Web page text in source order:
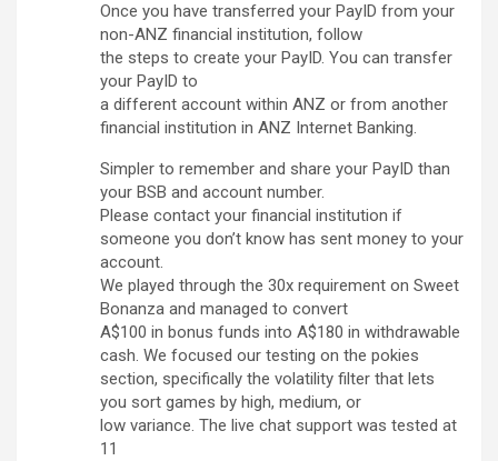
Once you have transferred your PayID from your
non-ANZ financial institution, follow
the steps to create your PayID. You can transfer
your PayID to
a different account within ANZ or from another
financial institution in ANZ Internet Banking.
Simpler to remember and share your PayID than
your BSB and account number.
Please contact your financial institution if
someone you don’t know has sent money to your
account.
We played through the 30x requirement on Sweet
Bonanza and managed to convert
A$100 in bonus funds into A$180 in withdrawable
cash. We focused our testing on the pokies
section, specifically the volatility filter that lets
you sort games by high, medium, or
low variance. The live chat support was tested at
11